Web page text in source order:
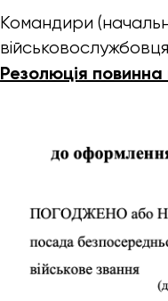
Командири
Резолюція повинна